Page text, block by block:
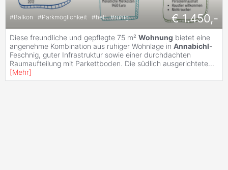
#Balkon #Parkmöglichkeit #hell #ruhig € 1.450,-
Diese freundliche und gepflegte 75 m² Wohnung bietet eine
angenehme Kombination aus ruhiger Wohnlage in Annabichl-
Feschnig, guter Infrastruktur sowie einer durchdachten
Raumaufteilung mit Parkettboden. Die südlich ausgerichtete...
[Mehr]